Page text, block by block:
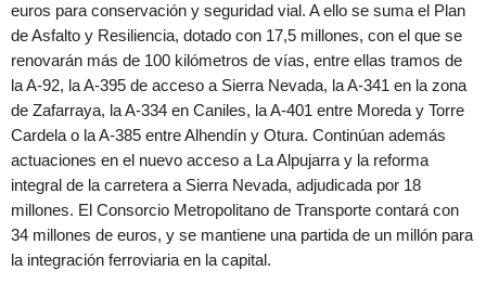
euros para conservación y seguridad vial. A ello se suma el Plan
de Asfalto y Resiliencia, dotado con 17,5 millones, con el que se
renovarán más de 100 kilómetros de vías, entre ellas tramos de
la A-92, la A-395 de acceso a Sierra Nevada, la A-341 en la zona
de Zafarraya, la A-334 en Caniles, la A-401 entre Moreda y Torre
Cardela o la A-385 entre Alhendín y Otura. Continúan además
actuaciones en el nuevo acceso a La Alpujarra y la reforma
integral de la carretera a Sierra Nevada, adjudicada por 18
millones. El Consorcio Metropolitano de Transporte contará con
34 millones de euros, y se mantiene una partida de un millón para
la integración ferroviaria en la capital.